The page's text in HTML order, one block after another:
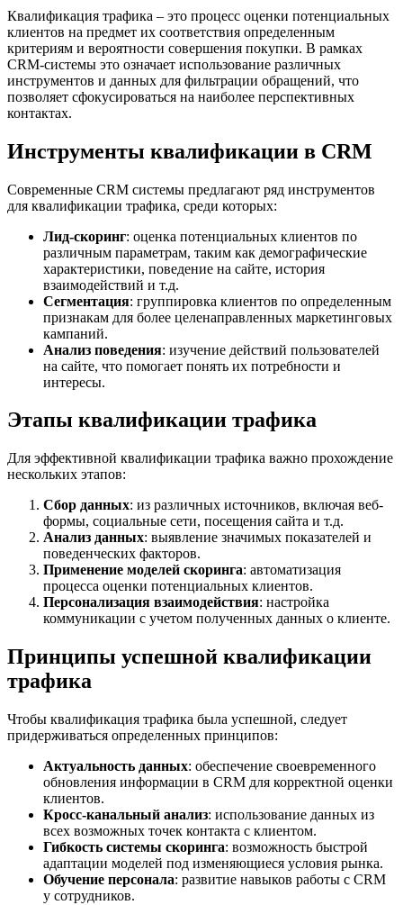
Квалификация трафика – это процесс оценки потенциальных
клиентов на предмет их соответствия определенным
критериям и вероятности совершения покупки. В рамках
CRM-системы это означает использование различных
инструментов и данных для фильтрации обращений, что
позволяет сфокусироваться на наиболее перспективных
контактах.
Инструменты квалификации в CRM
Современные CRM системы предлагают ряд инструментов
для квалификации трафика, среди которых:
Лид-скоринг: оценка потенциальных клиентов по
различным параметрам, таким как демографические
характеристики, поведение на сайте, история
взаимодействий и т.д.
Сегментация: группировка клиентов по определенным
признакам для более целенаправленных маркетинговых
кампаний.
Анализ поведения: изучение действий пользователей
на сайте, что помогает понять их потребности и
интересы.
Этапы квалификации трафика
Для эффективной квалификации трафика важно прохождение
нескольких этапов:
Сбор данных: из различных источников, включая веб-
формы, социальные сети, посещения сайта и т.д.
Анализ данных: выявление значимых показателей и
поведенческих факторов.
Применение моделей скоринга: автоматизация
процесса оценки потенциальных клиентов.
Персонализация взаимодействия: настройка
коммуникации с учетом полученных данных о клиенте.
Принципы успешной квалификации
трафика
Чтобы квалификация трафика была успешной, следует
придерживаться определенных принципов:
Актуальность данных: обеспечение своевременного
обновления информации в CRM для корректной оценки
клиентов.
Кросс-канальный анализ: использование данных из
всех возможных точек контакта с клиентом.
Гибкость системы скоринга: возможность быстрой
адаптации моделей под изменяющиеся условия рынка.
Обучение персонала: развитие навыков работы с CRM
у сотрудников.